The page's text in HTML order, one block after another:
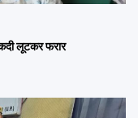
लूटकर फरार